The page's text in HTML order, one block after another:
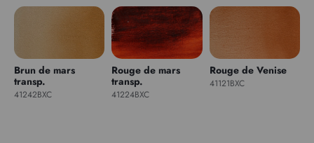
Brun de mars
transp.
41242BXC
Rouge de mars
transp.
41224BXC
Rouge de Venise
41121BXC